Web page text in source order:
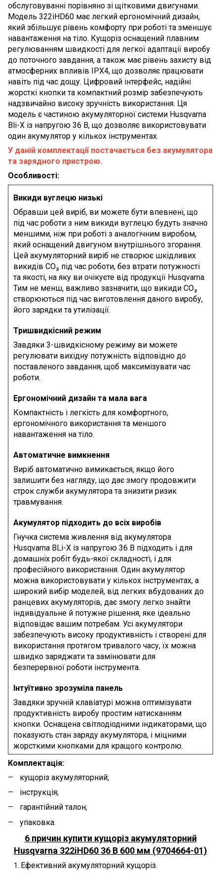
обслуговуванні порівняно зі щітковими двигунами.
Модель 322iHD60 має легкий ергономічний дизайн,
який збільшує рівень комфорту при роботі та зменшує
навантаження на тіло. Кущоріз оснащений плавним
регулюванням швидкості для легкої адаптації виробу
до поточного завдання, а також має рівень захисту від
атмосферних впливів IPX4, що дозволяє працювати
навіть під час дощу. Цифровий інтерфейс, надійні
жорсткі кнопки та компактний розмір забезпечують
надзвичайно високу зручність використання. Ця
модель є частиною акумуляторної системи Husqvarna
Bli-X із напругою 36 В, що дозволяє використовувати
один акумулятор у кількох інструментах.
У даній комплектації постачається без акумулятора
та зарядного пристрою.
Особливості:
Викиди вуглецю низькі
Обравши цей виріб, ви можете бути впевнені, що
під час роботи з ним викиди вуглецю будуть значно
меншими, ніж при роботі з аналогічним виробом,
який оснащений двигуном внутрішнього згорання.
Цей акумуляторний виріб не створює шкідливих
викидів CO₂ під час роботи, без втрати потужності
та якості, на яку ви очікуєте від продукції Husqvarna.
Тим не менш, важливо зазначити, що викиди CO₂
створюються під час виготовлення даного виробу,
його зарядки та утилізації.
Тришвидкісний режим
Завдяки 3-швидкісному режиму ви можете
регулювати вихідну потужність відповідно до
поставленого завдання, щоб максимізувати час
роботи.
Ергономічний дизайн та мала вага
Компактність і легкість для комфортного,
ергономічного використання та меншого
навантаження на тіло.
Автоматичне вимкнення
Виріб автоматично вимикається, якщо його
залишити без нагляду, що дає змогу продовжити
строк служби акумулятора та знизити ризик
травмування.
Акумулятор підходить до всіх виробів
Гнучка система живлення від акумулятора
Husqvarna BLi-X із напругою 36 В підходить і для
домашніх робіт будь-якої складності, і для
професійного використання. Один акумулятор
можна використовувати у кількох інструментах, а
широкий вибір моделей, від легких вбудованих до
ранцевих акумуляторів, дає змогу легко знайти
індивідуальне й потужне рішення, яке ідеально
відповідає вашим потребам. Усі акумулятори
забезпечують високу продуктивність і створені для
використання протягом тривалого часу, їх можна
швидко заряджати та замінювати для
безперервної роботи інструмента.
Інтуїтивно зрозуміла панель
Завдяки зручній клавіатурі можна оптимізувати
продуктивність виробу простим натисканням
кнопки. Оснащена світлодіодними індикаторами, що
показують стан заряду акумулятора, і міцними
жорсткими кнопками для кращого контролю.
Комплектація:
кущоріз акумуляторний;
інструкція;
гарантійний талон;
упаковка.
6 причин купити кущоріз акумуляторний
Husqvarna 322iHD60 36 В 600 мм (9704664-01)
Ефективний акумуляторний кущоріз.